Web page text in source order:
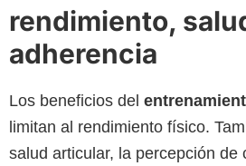
rendimiento,
adherencia
Los beneficios del
limitan al rendimiento físico.
salud articular, la percepción de